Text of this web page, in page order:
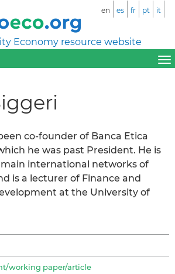
Economy resource website
en es fr pt it
co-founder of Banca Etica
he was past President. He is
international networks of
is a lecturer of Finance and
at the University of
working paper/article